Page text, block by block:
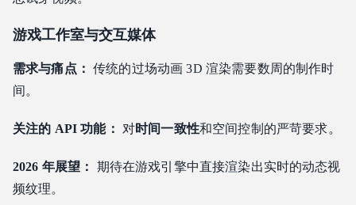
游戏工作室与交互媒体
需求与痛点： 传统的过场动画 3D 渲染需要数周的制作时
间。
关注的 API 功能： 对时间一致性和空间控制的严苛要求。
2026 年展望：
期待在游戏引擎中直接渲染出实时的动态视
频纹理。